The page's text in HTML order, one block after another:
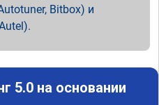
Bitbox) и
5.0 на основании